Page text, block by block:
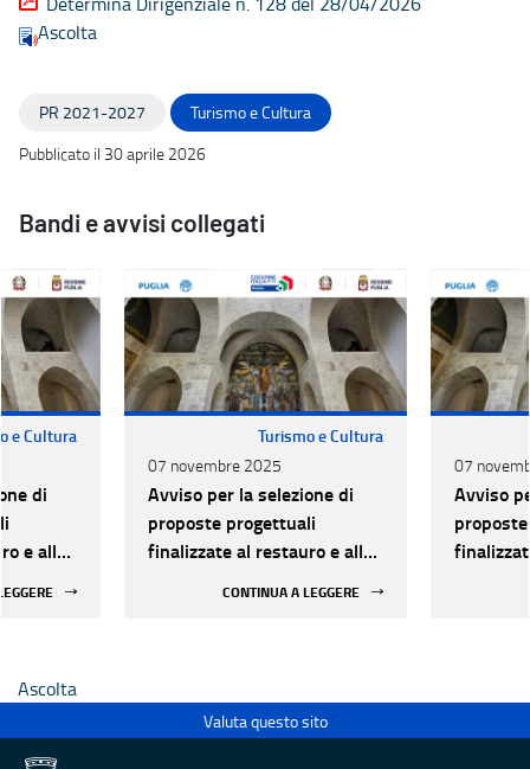
Ascolta
PR 2021-2027
Turismo e Cultura
Pubblicato il 30 aprile 2026
Bandi e avvisi collegati
e Cultura
di
e alla
Turismo e Cultura
07 novembre 2025
Avviso per la selezione di
proposte progettuali
finalizzate al restauro e alla
CONTINUA A LEGGERE
07
Avviso
Ascolta
Valuta questo sito